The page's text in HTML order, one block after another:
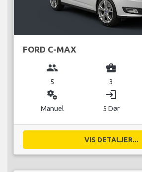
FORD C-MAX
group
5
business_center
3
miscellaneous_services
Manuel
login
5 Dør
VIS DETALJER...